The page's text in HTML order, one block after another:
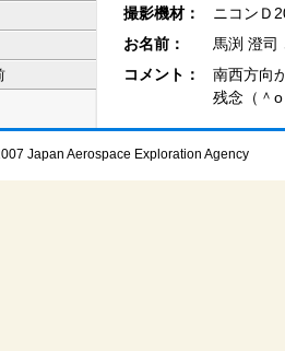
撮影機材：
ニコンＤ
お名前：
馬渕 澄司
コメント：
南西方向
残念（＾
Japan Aerospace Exploration Agency